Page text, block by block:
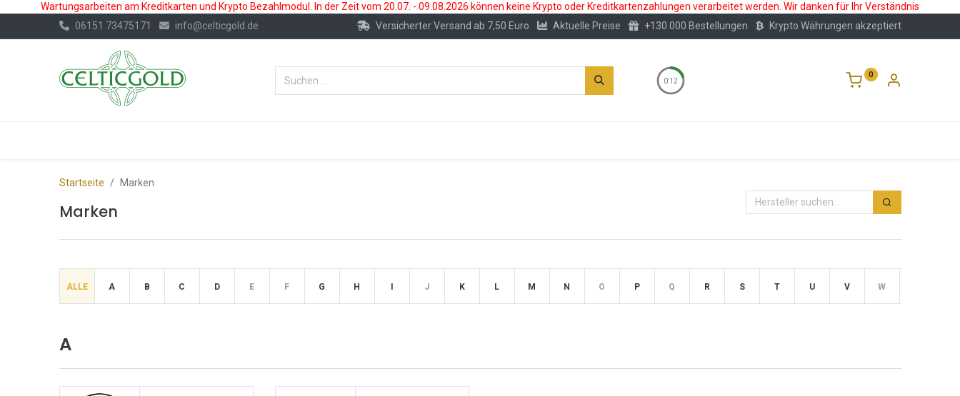
Wartungsarbeiten am Kreditkarten und Krypto Bezahlmodul. In der Zeit vom 20.07. - 09.08.2026 können keine Krypto oder Kreditkartenzahlungen verarbeitet werden. Wir danken für Ihr Verständnis
06151 73475171
info@celticgold.de Versicherter Versand ab 7,50 Euro Aktuelle Preise +130.000 Bestellungen Krypto Währungen akzeptiert
0:12
0
Startseite Marken
Marken
ALLE A B C D E F G H J K L M N O P Q R S T U V W
A